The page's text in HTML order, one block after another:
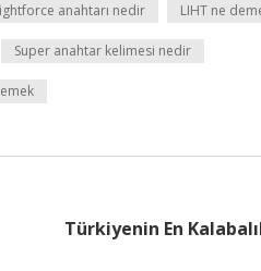
anahtarı nedir LIHT ne
Super anahtar kelimesi nedir
Türkiyenin En